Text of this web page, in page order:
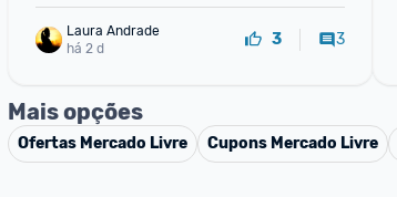
Laura Andrade
há 2 d
3 3
Mais opções
Ofertas Mercado Livre Cupons Mercado Livre